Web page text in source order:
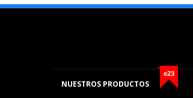
e23
NUESTROS PRODUCTOS